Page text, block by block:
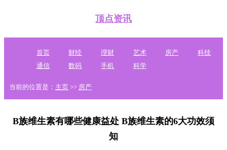
顶点资讯
首页 财经 理财 艺术 房产
科技
通信
数码 手机 科学
当前的位置是： 主页 >> 房产
B族维生素有哪些健康益处 B族维生素的6大功效须
知